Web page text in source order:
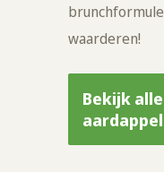
waarderen!
Bekijk alle